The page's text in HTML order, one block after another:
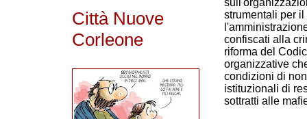
strumentali per
confiscati alla
riforma del
organizzative
condizioni di
istituzionali di
sottratti alle
Città Nuove
Corleone